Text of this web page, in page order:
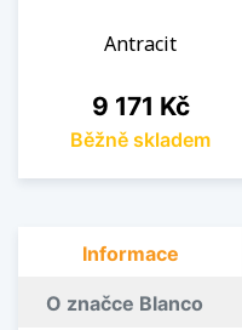
Antracit
Cena
9 171 Kč
Běžně skladem
Informace
O značce Blanco